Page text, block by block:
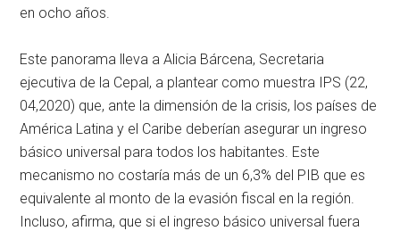
en ocho años.
Este panorama lleva a Alicia Bárcena, Secretaria
ejecutiva de la Cepal, a plantear como muestra IPS (22,
04,2020) que, ante la dimensión de la crisis, los países de
América Latina y el Caribe deberían asegurar un ingreso
básico universal para todos los habitantes. Este
mecanismo no costaría más de un 6,3% del PIB que es
equivalente al monto de la evasión fiscal en la región.
Incluso, afirma, que si el ingreso básico universal fuera